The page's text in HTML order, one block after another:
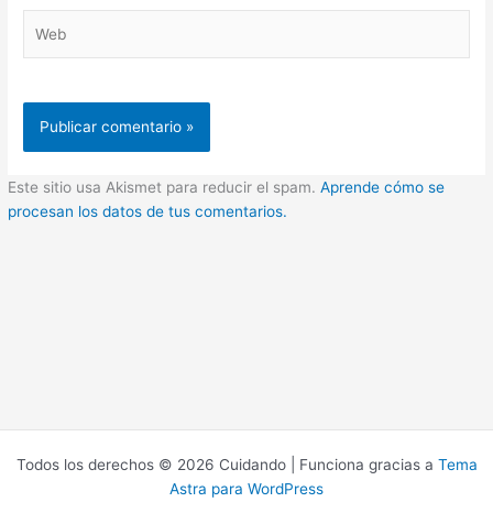
Este sitio usa Akismet para reducir el spam.Aprende cómo se
procesan los datos de tus comentarios.
Todos los derechos © 2026 Cuidando | Funciona gracias a Tema
Astra para WordPress